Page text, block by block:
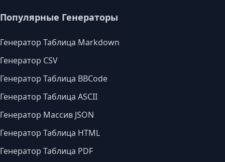
Популярные Генераторы
Генератор Таблица Markdown
Генератор CSV
Генератор Таблица BBCode
Генератор Таблица ASCII
Генератор Массив JSON
Генератор Таблица HTML
Генератор Таблица PDF